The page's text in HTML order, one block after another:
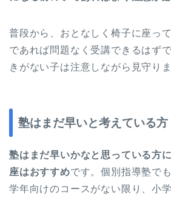
普段から、おとなしく椅子に座っ
であれば問題なく受講できるはず
きがない子は注意しながら見守りま
塾はまだ早いと考えている方
塾はまだ早いかなと思っている方
座はおすすめです。個別指導塾で
学年向けのコースがない限り、小